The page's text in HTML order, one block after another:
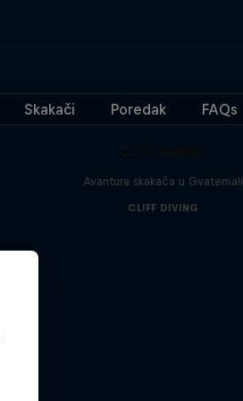
Skakači Poredak FAQs
Avantura skakača u Gvatemali
CLIFF DIVING